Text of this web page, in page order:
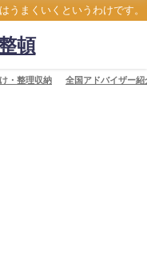
うまくいくというわけです。
頓
・整理収納 全国アドバイザー紹